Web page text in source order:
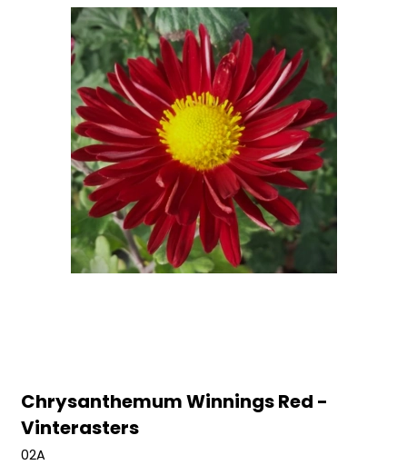
Chrysanthemum Winnings Red -
Vinterasters
02A